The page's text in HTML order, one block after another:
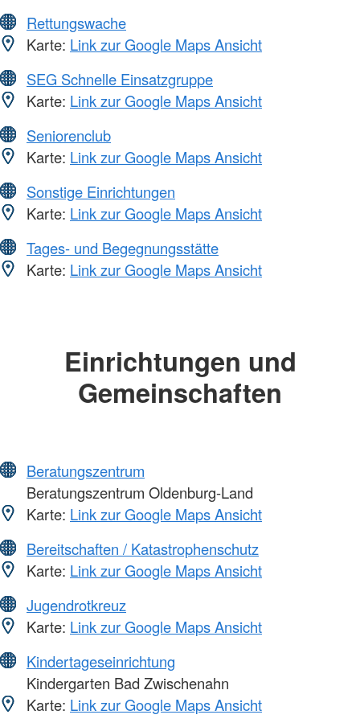
Rettungswache
Karte: Link zur Google Maps Ansicht
SEG Schnelle Einsatzgruppe
Karte: Link zur Google Maps Ansicht
Seniorenclub
Karte: Link zur Google Maps Ansicht
Sonstige Einrichtungen
Karte: Link zur Google Maps Ansicht
Tages- und Begegnungsstätte
Karte: Link zur Google Maps Ansicht
Einrichtungen und
Gemeinschaften
Beratungszentrum
Beratungszentrum Oldenburg-Land
Karte: Link zur Google Maps Ansicht
Bereitschaften / Katastrophenschutz
Karte: Link zur Google Maps Ansicht
Jugendrotkreuz
Karte: Link zur Google Maps Ansicht
Kindertageseinrichtung
Kindergarten Bad Zwischenahn
Karte: Link zur Google Maps Ansicht